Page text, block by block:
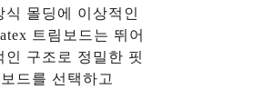
몰딩에 이상적인
트림보드는 뛰어
구조로 정밀한 핏
드를 선택하고